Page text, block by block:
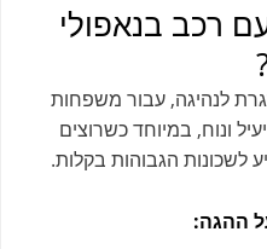
רכב בנאפולי
לנהיגה, עבור משפחות
ונוח, במיוחד כשרוצים
לשכונות הגבוהות בקלות.
ההגה: